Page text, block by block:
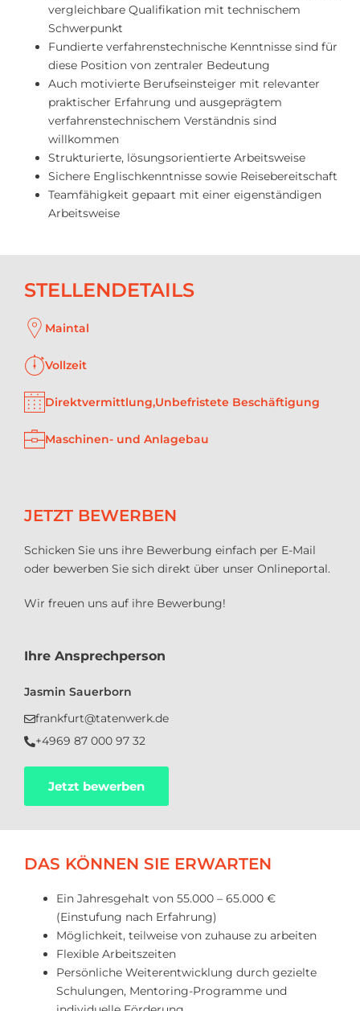
vergleichbare Qualifikation mit technischem
Schwerpunkt
Fundierte verfahrenstechnische Kenntnisse sind für
diese Position von zentraler Bedeutung
Auch motivierte Berufseinsteiger mit relevanter
praktischer Erfahrung und ausgeprägtem
verfahrenstechnischem Verständnis sind
willkommen
Strukturierte, lösungsorientierte Arbeitsweise
Sichere Englischkenntnisse sowie Reisebereitschaft
Teamfähigkeit gepaart mit einer eigenständigen
Arbeitsweise
STELLENDETAILS
Maintal
Vollzeit
Direktvermittlung,Unbefristete Beschäftigung
Maschinen- und Anlagebau
JETZT BEWERBEN
Schicken Sie uns ihre Bewerbung einfach per E-Mail
oder bewerben Sie sich direkt über unser Onlineportal.
Wir freuen uns auf ihre Bewerbung!
Ihre Ansprechperson
Jasmin Sauerborn
frankfurt@tatenwerk.de
+4969 87 000 97 32
Jetzt bewerben
DAS KÖNNEN SIE ERWARTEN
Ein Jahresgehalt von 55.000 – 65.000 €
(Einstufung nach Erfahrung)
Möglichkeit, teilweise von zuhause zu arbeiten
Flexible Arbeitszeiten
Persönliche Weiterentwicklung durch gezielte
Schulungen, Mentoring-Programme und